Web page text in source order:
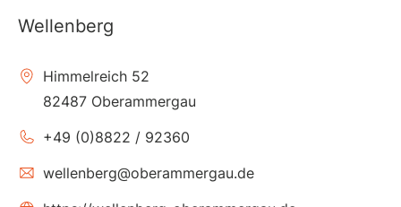
Wellenberg
Himmelreich 52
82487 Oberammergau
+49 (0)8822 / 92360
wellenberg@oberammergau.de